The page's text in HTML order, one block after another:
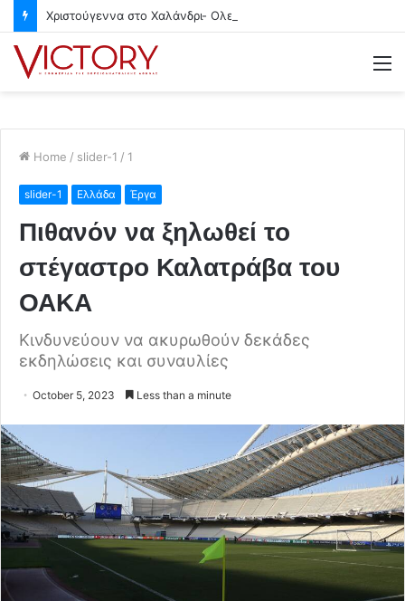
Home / slider-1 / 1
slider-1 Ελλάδα Έργα
Πιθανόν να ξηλωθεί το
στέγαστρο Καλατράβα του
ΟΑΚΑ
Κινδυνεύουν να ακυρωθούν δεκάδες
εκδηλώσεις και συναυλίες
October 5, 2023 Less than a minute